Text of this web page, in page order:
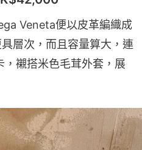
Veneta便以皮革編織成
層次，而且容量算大，連
襯搭米色毛茸外套，展